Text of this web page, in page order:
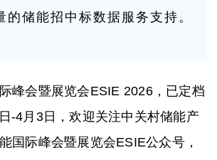
的储能招中标数据服务支持。
峰会暨展览会ESIE 2026，已定档
-4月3日，欢迎关注中关村储能产
国际峰会暨展览会ESIE公众号，